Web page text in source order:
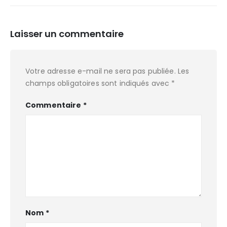
Laisser un commentaire
Votre adresse e-mail ne sera pas publiée. Les
champs obligatoires sont indiqués avec *
Commentaire *
Nom *